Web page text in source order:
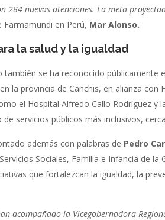
284 nuevas atenciones. La meta
Farmamundi en Perú, Mar Alonso.
la salud y la igualdad
también se ha reconocido públicamente
en la provincia de Canchis, en alianza
el Hospital Alfredo Callo Rodríguez y
servicios públicos más inclusivos,
además con palabras de Pedro
Sociales, Familia e Infancia de
que fortalezcan la igualdad, la
acompañado la Vicegobernadora